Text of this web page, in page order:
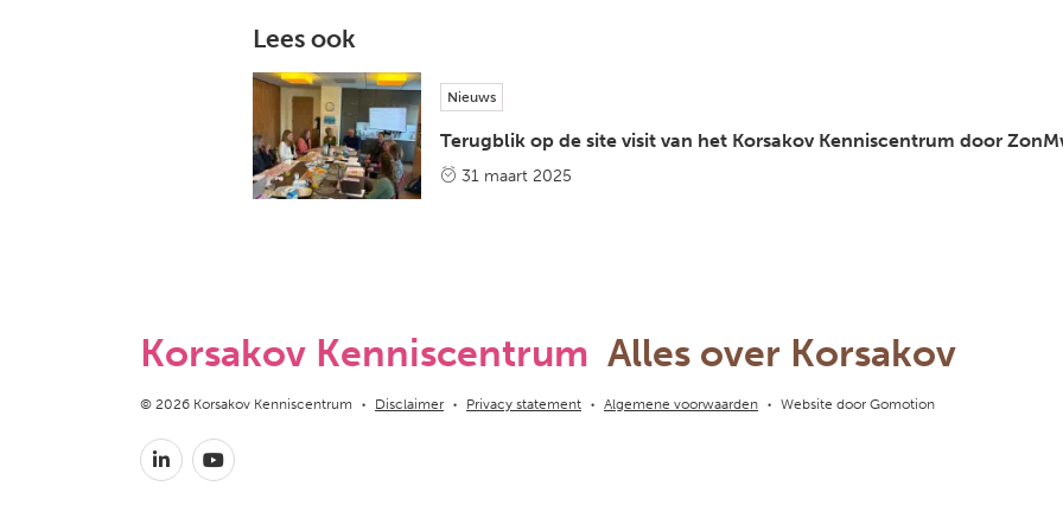
Lees ook
Nieuws
Terugblik op de site visit van het Korsakov Kenniscentrum door
31 maart 2025
Korsakov Kenniscentrum Alles over Korsakov
Copyright navigation
© 2026 Korsakov Kenniscentrum Disclaimer Privacy statement Algemene voorwaarden Website door Gomotion